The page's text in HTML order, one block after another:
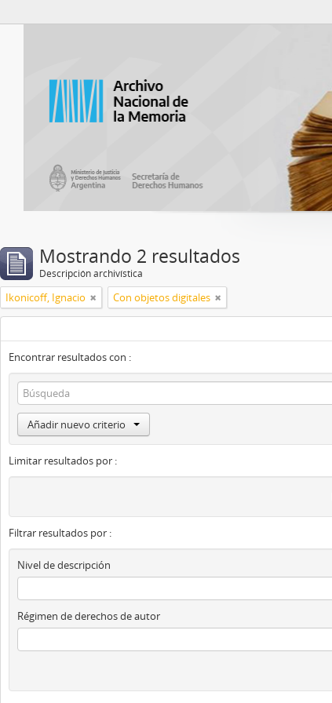
Mostrando 2 resultados
Descripción archivística
Ikonicoff, Ignacio Con objetos digitales
Encontrar resultados con :
Añadir nuevo criterio
Limitar resultados por :
Filtrar resultados por :
Nivel de descripción
Régimen de derechos de autor